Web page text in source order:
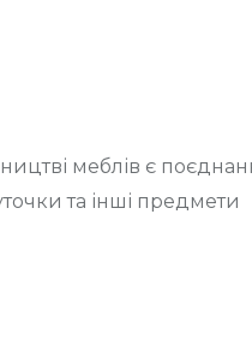
меблів є
та інші предмети